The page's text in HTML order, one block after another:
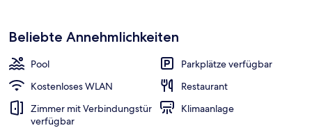
Beliebte Annehmlichkeiten
Pool
Parkplätze verfügbar
Kostenloses WLAN
Restaurant
Zimmer mit Verbindungstür
verfügbar
Klimaanlage